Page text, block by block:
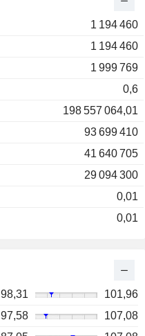
1 194 460
1 194 460
1 999 769
0,6
198 557 064,01
93 699 410
41 640 705
29 094 300
0,01
0,01
98,31
101,96
97,58
107,08